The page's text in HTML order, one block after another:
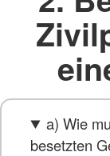
a) Wie
besetzten